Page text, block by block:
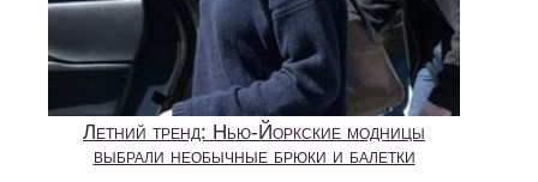
Летний тренд: Нью-Йоркские модницы
выбрали необычные брюки и балетки